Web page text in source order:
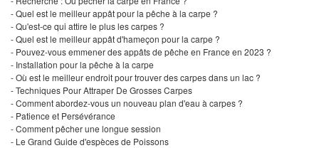
-Quel est le meilleur appât pour la pêche à la carpe ?
-Qu'est-ce qui attire le plus les carpes ?
-Quel est le meilleur appât d'hameçon pour la carpe ?
- Pouvez-vous emmener des appâts de pêche en France en 2023 ?
- Installation pour la pêche à la carpe
-Où est le meilleur endroit pour trouver des carpes dans un lac ?
-Techniques Pour Attraper De Grosses Carpes
-Comment abordez-vous un nouveau plan d'eau à carpes ?
- Patience et Persévérance
-Comment pêcher une longue session
- Le Grand Guide d'espèces de Poissons